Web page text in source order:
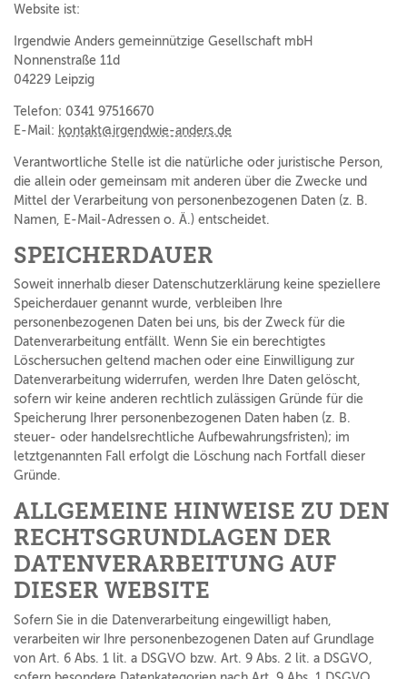
Website ist:
Irgendwie Anders gemeinnützige Gesellschaft mbH
Nonnenstraße 11d
04229 Leipzig
Telefon: 0341 97516670
E-Mail: kontakt@irgendwie-anders.de
Verantwortliche Stelle ist die natürliche oder juristische Person,
die allein oder gemeinsam mit anderen über die Zwecke und
Mittel der Verarbeitung von personenbezogenen Daten (z. B.
Namen, E-Mail-Adressen o. Ä.) entscheidet.
SPEICHERDAUER
Soweit innerhalb dieser Datenschutzerklärung keine speziellere
Speicherdauer genannt wurde, verbleiben Ihre
personenbezogenen Daten bei uns, bis der Zweck für die
Datenverarbeitung entfällt. Wenn Sie ein berechtigtes
Löschersuchen geltend machen oder eine Einwilligung zur
Datenverarbeitung widerrufen, werden Ihre Daten gelöscht,
sofern wir keine anderen rechtlich zulässigen Gründe für die
Speicherung Ihrer personenbezogenen Daten haben (z. B.
steuer- oder handelsrechtliche Aufbewahrungsfristen); im
letztgenannten Fall erfolgt die Löschung nach Fortfall dieser
Gründe.
ALLGEMEINE HINWEISE ZU DEN
RECHTSGRUNDLAGEN DER
DATENVERARBEITUNG AUF
DIESER WEBSITE
Sofern Sie in die Datenverarbeitung eingewilligt haben,
verarbeiten wir Ihre personenbezogenen Daten auf Grundlage
von Art. 6 Abs. 1 lit. a DSGVO bzw. Art. 9 Abs. 2 lit. a DSGVO,